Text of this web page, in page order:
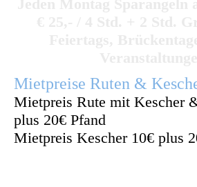
Mietpreise Ruten &
Mietpreis Rute mit Kescher
plus 20€ Pfand
Mietpreis Kescher 10€ plus